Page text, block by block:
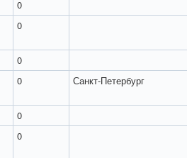
0
0
0
0 Санкт-Петербург
0
0